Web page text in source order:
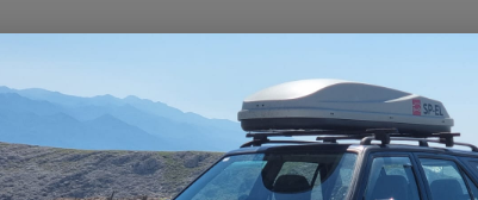
Hledat
a látkové doplňky Škoda Favorit Volant Favorit